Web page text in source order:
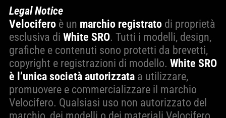
Legal Notice
Velocifero è un marchio registrato di proprietà
esclusiva di White SRO. Tutti i modelli, design,
grafiche e contenuti sono protetti da brevetti,
copyright e registrazioni di modello. White SRO
è l’unica società autorizzataa utilizzare,
promuovere e commercializzare il marchio
Velocifero. Qualsiasi uso non autorizzato del